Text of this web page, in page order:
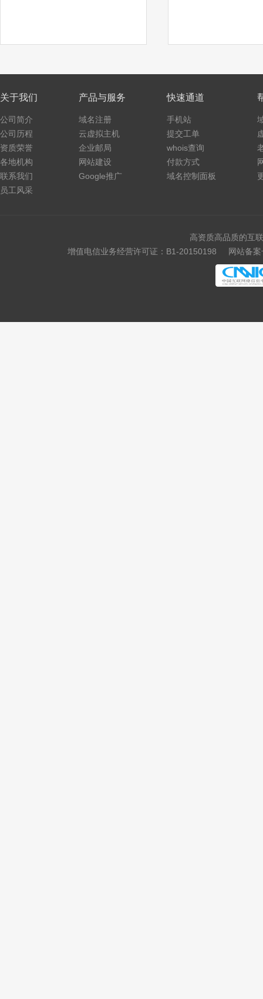
关于我们
公司简介
公司历程
资质荣誉
各地机构
联系我们
员工风采
产品与服务
域名注册
云虚拟主机
企业邮局
网站建设
Google推广
快速通道
手机站
提交工单
whois查询
付款方式
域名控制面板
高资质高品质的互
增值电信业务经营许可证：B1-20150198
网站备